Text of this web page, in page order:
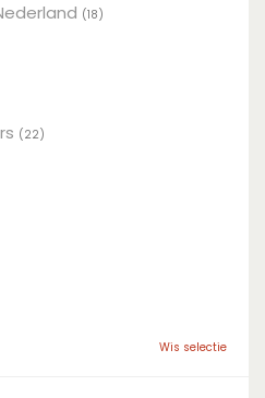
(18)
(22)
Wis selectie